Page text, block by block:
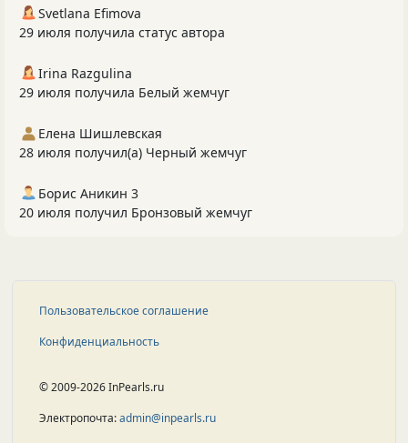
Svetlana Efimova
29 июля получила статус автора
Irina Razgulina
29 июля получила Белый жемчуг
Елена Шишлевская
28 июля получил(а) Черный жемчуг
Борис Аникин 3
20 июля получил Бронзовый жемчуг
Пользовательское соглашение
Конфиденциальность
© 2009-2026 InPearls.ru
Электропочта:admin@inpearls.ru